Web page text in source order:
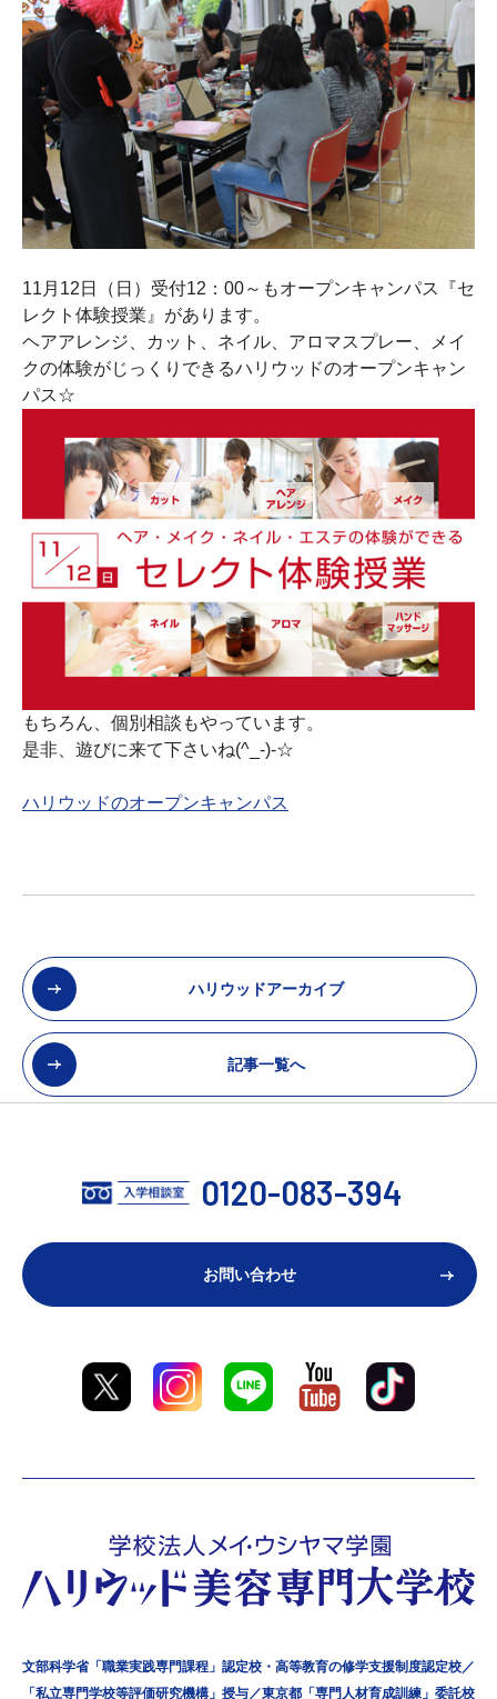
11月12日（日）受付12：00～もオープンキャンパス『セ
レクト体験授業』があります。
ヘアアレンジ、カット、ネイル、アロマスプレー、メイ
クの体験がじっくりできるハリウッドのオープンキャン
パス☆
もちろん、個別相談もやっています。
是非、遊びに来て下さいね(^_-)-☆
ハリウッドのオープンキャンパス
ハリウッドアーカイブ
記事一覧へ
文部科学省「職業実践専門課程」認定校・高等教育の修学支援制度認定校／
「私立専門学校等評価研究機構」授与／東京都「専門人材育成訓練」委託校
0120-083-394
お問い合わせ